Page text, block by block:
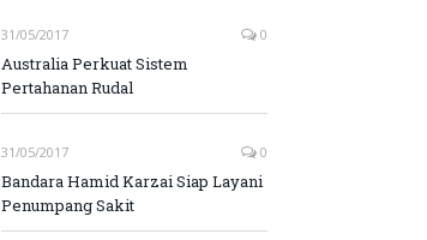
31/05/2017 0
Australia Perkuat Sistem
Pertahanan Rudal
31/05/2017 0
Bandara Hamid Karzai Siap Layani
Penumpang Sakit